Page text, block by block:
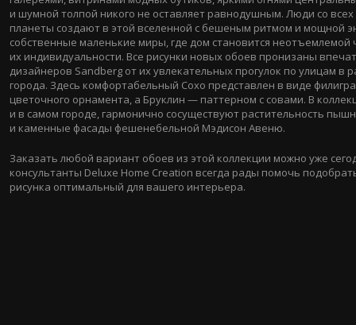
и шумной толпой никого не оставляет равнодушным. Люди со всех
планеты создают в этой вселенной с бешеным ритмом и мощной
собственные маленькие миры, где дом становится неотъемлемой
их индивидуальности. Все рисунки новых обоев пронизаны
дизайнеров Sandberg от их увлекательных прогулок по улицам в
города. Здесь комфортабельный Сохо представлен в виде
цветочного орнамента, а Бруклин — паттерном с совами. В
и в самом городе, гармонично сосуществуют растительность
и каменные фасады фешенебельной Мэдисон Авеню.
Заказать любой вариант обоев из этой коллекции можно уже
консультанты Deluxe Home Creation всегда рады помочь
рисунка оптимальный для вашего интерьера.